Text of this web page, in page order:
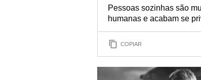
Pessoas sozinhas são
humanas e acabam se
COPIAR